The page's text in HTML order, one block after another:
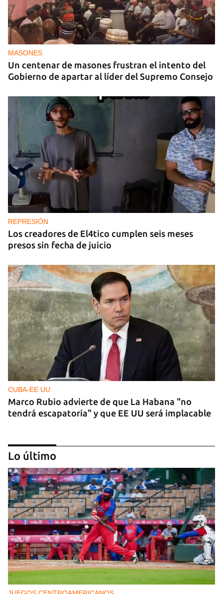
Guardar como favorito
Para poder guardar como favorito, primero has de
iniciar sesión con tu cuenta de 14ymedio.
INICIAR SESIÓN CANCELAR
MASONES
Un centenar de masones frustran el intento del
Gobierno de apartar al líder del Supremo Consejo
REPRESIÓN
Los creadores de El4tico cumplen seis meses
presos sin fecha de juicio
CUBA-EE UU
Marco Rubio advierte de que La Habana "no
tendrá escapatoria" y que EE UU será implacable
PODCAST
Cafecito informativo del viernes 7 de agosto de
2026
Lo último